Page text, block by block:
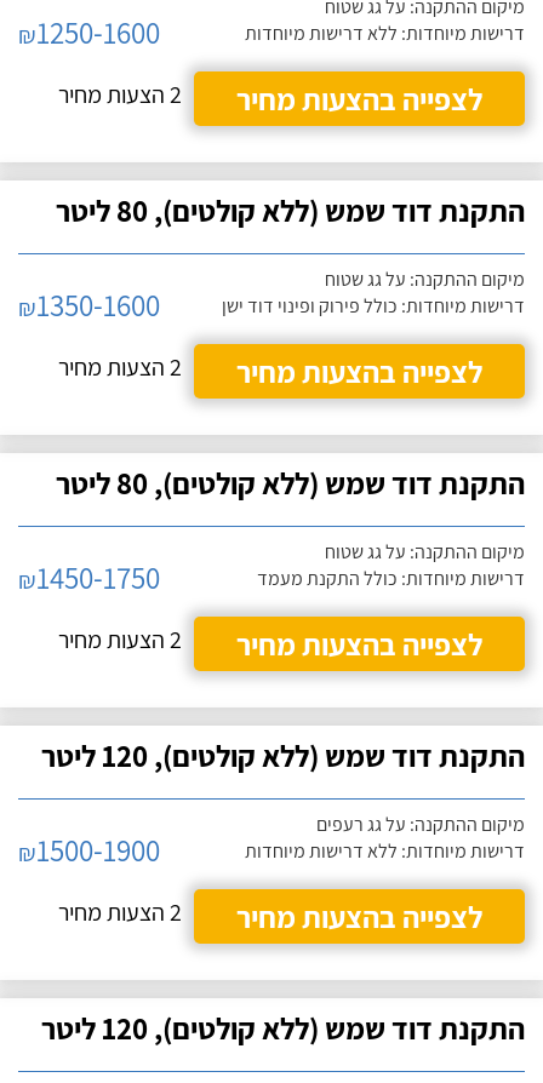
מיקום ההתקנה: על גג שטוח
דרישות מיוחדות: ללא דרישות מיוחדות
₪1250-1600
לצפייה בהצעות מחיר
2 הצעות מחיר
התקנת דוד שמש (ללא קולטים), 80 ליטר
מיקום ההתקנה: על גג שטוח
דרישות מיוחדות: כולל פירוק ופינוי דוד ישן
₪1350-1600
לצפייה בהצעות מחיר
2 הצעות מחיר
התקנת דוד שמש (ללא קולטים), 80 ליטר
מיקום ההתקנה: על גג שטוח
דרישות מיוחדות: כולל התקנת מעמד
₪1450-1750
לצפייה בהצעות מחיר
2 הצעות מחיר
התקנת דוד שמש (ללא קולטים), 120 ליטר
מיקום ההתקנה: על גג רעפים
דרישות מיוחדות: ללא דרישות מיוחדות
₪1500-1900
לצפייה בהצעות מחיר
2 הצעות מחיר
התקנת דוד שמש (ללא קולטים), 120 ליטר